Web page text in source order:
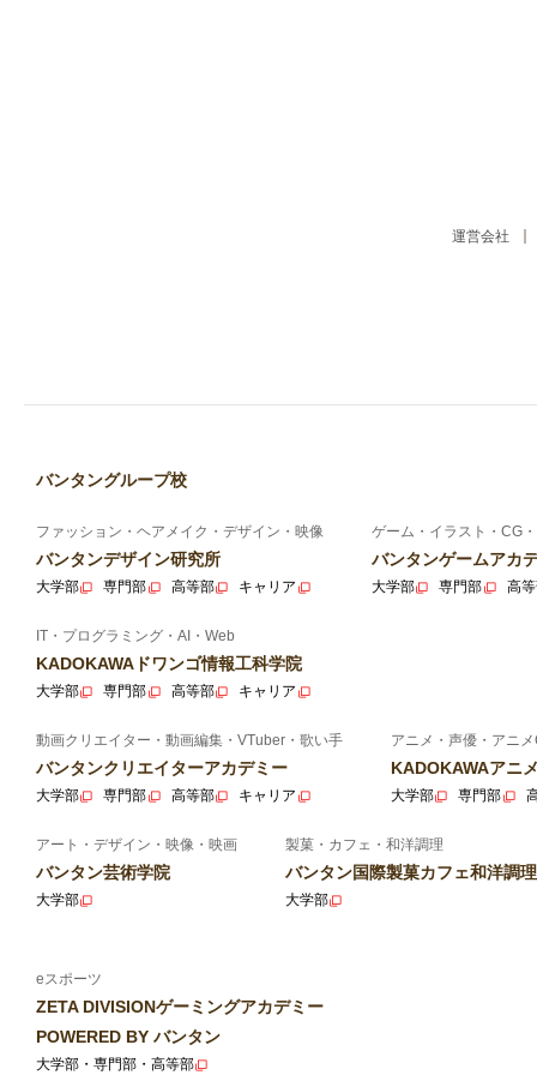
運営会社
バンタングループ校
ファッション・ヘアメイク・デザイン・映像
バンタンデザイン研究所
大学部 専門部 高等部 キャリア
ゲーム・イラスト・CG
バンタンゲームアカ
大学部 専門部 高
IT・プログラミング・AI・Web
KADOKAWAドワンゴ情報工科学院
大学部 専門部 高等部 キャリア
動画クリエイター・動画編集・VTuber・歌い手
バンタンクリエイターアカデミー
大学部 専門部 高等部 キャリア
アニメ・声優・アニ
KADOKAWAアニ
大学部 専門部
アート・デザイン・映像・映画
バンタン芸術学院
大学部
製菓・カフェ・和洋調理
バンタン国際製菓カフェ和洋調
大学部
eスポーツ
ZETA DIVISIONゲーミングアカデミー
POWERED BY バンタン
大学部・専門部・高等部